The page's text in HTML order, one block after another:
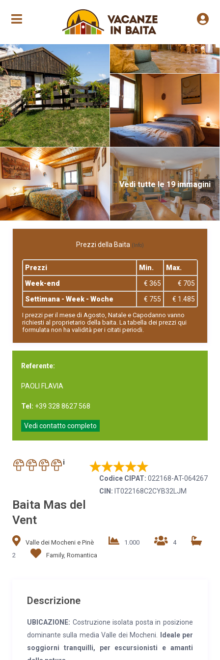
Apertura stagionale
Vedi tutte le 19 immagini
Prezzi della Baita (Info)
Prezzi Min.
Max.
Week-end
€ 365
€ 705
Settimana - Week - Woche
€ 755 € 1.485
I prezzi per il mese di Agosto, Natale e Capodanno vanno
richiesti al proprietario della baita. La tabella dei prezzi qui
formulata non ha validità per i citati periodi.
Referente:
PAOLI FLAVIA
Tel: +39 328 8627 568
Vedi contatto completo
i
Codice CIPAT: 022168-AT-064267
CIN: IT022168C2CYB32LJM
Baita Mas del
Vent
Valle dei Mocheni e Pinè 1.000
4
2
Family, Romantica
Descrizione
UBICAZIONE: Costruzione isolata posta in posizione
dominante sulla media Valle dei Mocheni.
Ideale per
soggiorni tranquilli, per escursionisti e amanti